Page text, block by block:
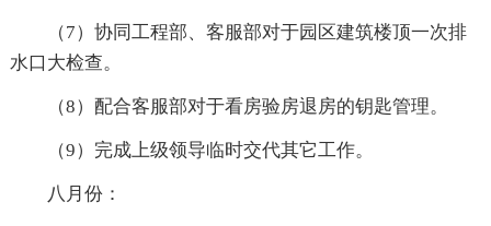
（7）协同工程部、客服部对于园区建筑楼顶一次排
水口大检查。
（8）配合客服部对于看房验房退房的钥匙管理。
（9）完成上级领导临时交代其它工作。
八月份：